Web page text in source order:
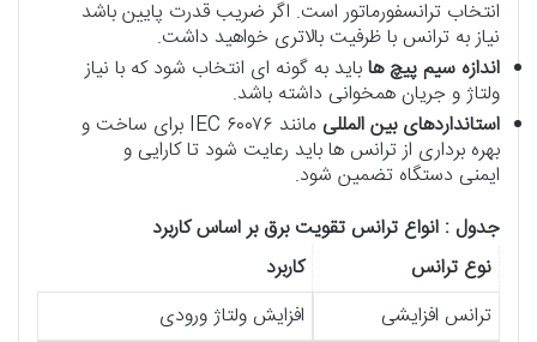
انتخاب ترانسفورماتور است. اگر ضریب قدرت پایین باشد
نیاز به ترانس با ظرفیت بالاتری خواهید داشت.
اندازه سیم پیچ هاباید به گونه ای انتخاب شود که با نیاز
ولتاژ و جریان همخوانی داشته باشد.
استانداردهای بین المللی
مانند IEC ۶۰۰۷۶ برای ساخت و
بهره برداری از ترانس ها باید رعایت شود تا کارایی و
ایمنی دستگاه تضمین شود.
جدول : انواع ترانس تقویت برق بر اساس کاربرد
نوع ترانس
کاربرد
ترانس افزایشی
افزایش ولتاژ ورودی